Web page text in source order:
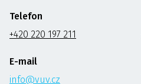
Telefon
+420 220 197 211
E-mail
info@vuv.cz